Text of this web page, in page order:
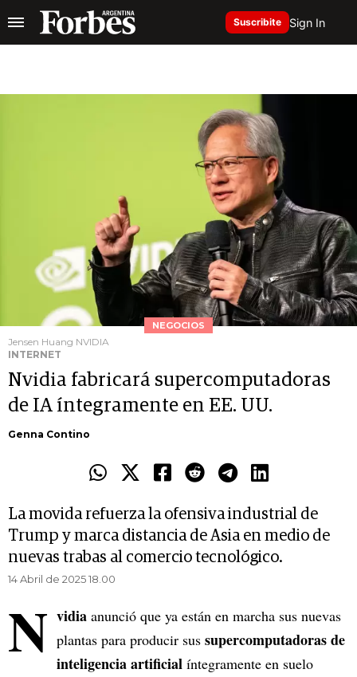
Suscribite Sign In
NEGOCIOS
Jensen Huang NVIDIA
INTERNET
Nvidia fabricará supercomputadoras
de IA íntegramente en EE. UU.
Genna Contino
La movida refuerza la ofensiva industrial de
Trump y marca distancia de Asia en medio de
nuevas trabas al comercio tecnológico.
14 Abril de 2025 18.00
N vidia anunció que ya están en marcha sus nuevas
plantas para producir sus supercomputadoras de
inteligencia artificial íntegramente en suelo